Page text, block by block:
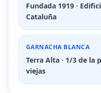
Fundada 1919 ·
Cataluña
GARNACHA BLANCA
Terra Alta · 1/3 de la
viejas